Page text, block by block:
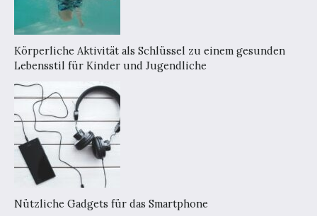
Körperliche Aktivität als Schlüssel zu einem gesunden
Lebensstil für Kinder und Jugendliche
Nützliche Gadgets für das Smartphone